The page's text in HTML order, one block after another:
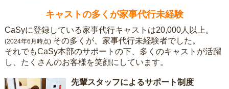
キャストの多くが家事代行未経験
CaSyに登録している家事代行キャストは20,000人以上。
(2024年6月時点) その多くが、家事代行未経験者でした。
それでもCaSy本部のサポートの下、多くのキャストが活躍
し、たくさんのお客様を笑顔にしています。
先輩スタッフによるサポート制度